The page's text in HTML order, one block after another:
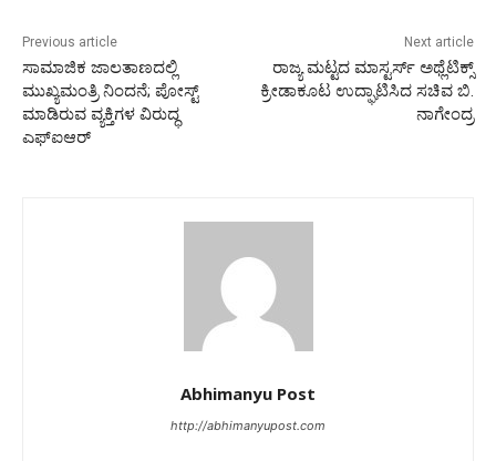
Previous article
ಸಾಮಾಜಿಕ ಜಾಲತಾಣದಲ್ಲಿ
ಮುಖ್ಯಮಂತ್ರಿ ನಿಂದನೆ; ಪೋಸ್ಟ್
ಮಾಡಿರುವ ವ್ಯಕ್ತಿಗಳ ವಿರುದ್ಧ
ಎಫ್‌ಐಆರ್
Next article
ರಾಜ್ಯ ಮಟ್ಟದ ಮಾಸ್ಟರ್ಸ್ ಅಥ್ಲೆಟಿಕ್ಸ್
ಕ್ರೀಡಾಕೂಟ ಉದ್ಘಾಟಿಸಿದ ಸಚಿವ ಬಿ.
ನಾಗೇಂದ್ರ
Abhimanyu Post
http://abhimanyupost.com